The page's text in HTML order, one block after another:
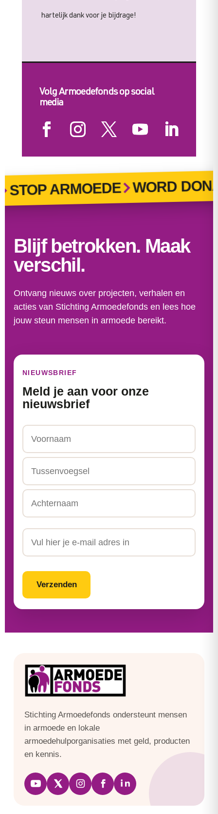
hartelijk dank voor je bijdrage!
Volg Armoedefonds op social
media
STOP ARMOEDE WORD
Blijf betrokken. Maak
verschil.
Ontvang nieuws over projecten, verhalen en
acties van Stichting Armoedefonds en lees hoe
jouw steun mensen in armoede bereikt.
NIEUWSBRIEF
Meld je aan voor onze
nieuwsbrief
Voornaam
Tussenvoegsel
Achternaam
CAPTCHA
Stichting Armoedefonds ondersteunt mensen
in armoede en lokale
armoedehulporganisaties met geld, producten
en kennis.